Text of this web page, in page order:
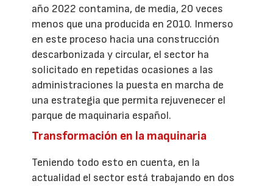
año 2022 contamina, de media, 20 veces
menos que una producida en 2010. Inmerso
en este proceso hacia una construcción
descarbonizada y circular, el sector ha
solicitado en repetidas ocasiones a las
administraciones la puesta en marcha de
una estrategia que permita rejuvenecer el
parque de maquinaria español.
Transformación en la maquinaria
Teniendo todo esto en cuenta, en la
actualidad el sector está trabajando en dos